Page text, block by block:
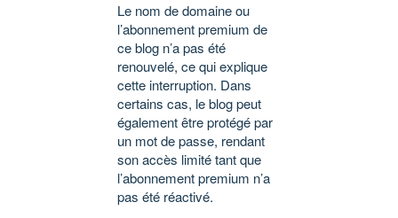
Le nom de domaine ou
l’abonnement premium de
ce blog n’a pas été
renouvelé, ce qui explique
cette interruption. Dans
certains cas, le blog peut
également être protégé par
un mot de passe, rendant
son accès limité tant que
l’abonnement premium n’a
pas été réactivé.